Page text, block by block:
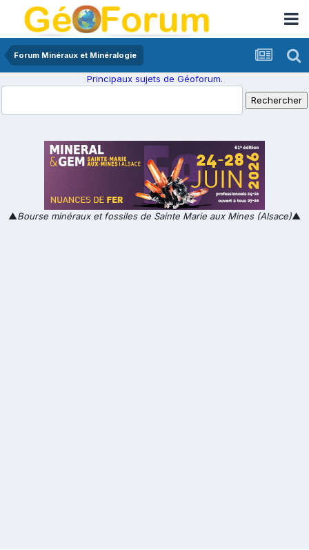
Forum Minéraux et Minéralogie
Principaux sujets de Géoforum.
▲Bourse minéraux et fossiles de Sainte Marie aux Mines (Alsace)▲